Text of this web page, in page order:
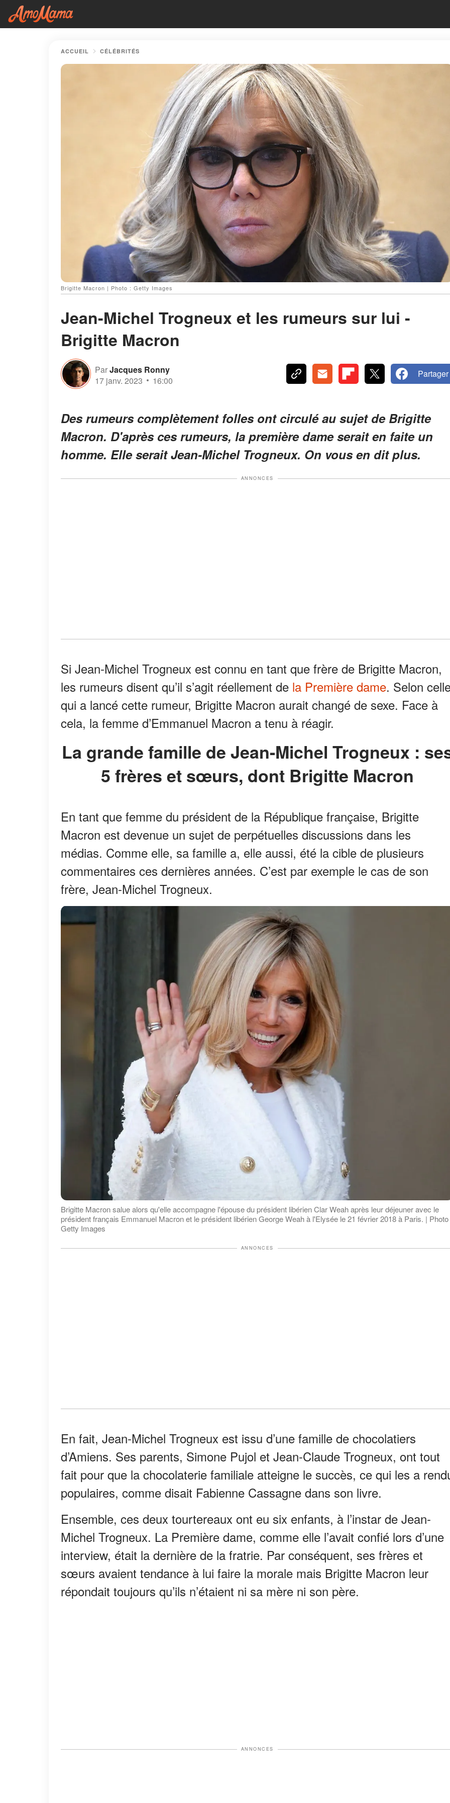
ACCUEIL CÉLÉBRITÉS
Brigitte Macron | Photo : Getty Images
Jean-Michel Trogneux et les rumeurs sur lui -
Brigitte Macron
ParJacques Ronny
17 janv. 2023
16:00
Partager
Des rumeurs complètement folles ont circulé au sujet de Brigitte
Macron. D'après ces rumeurs, la première dame serait en faite un
homme. Elle serait Jean-Michel Trogneux. On vous en dit plus.
ANNONCES
Si Jean-Michel Trogneux est connu en tant que frère de Brigitte Macron,
les rumeurs disent qu’il s’agit réellement de la Première dame. Selon
qui a lancé cette rumeur, Brigitte Macron aurait changé de sexe. Face à
cela, la femme d’Emmanuel Macron a tenu à réagir.
La grande famille de Jean-Michel Trogneux : ses
5 frères et sœurs, dont Brigitte Macron
En tant que femme du président de la République française, Brigitte
Macron est devenue un sujet de perpétuelles discussions dans les
médias. Comme elle, sa famille a, elle aussi, été la cible de plusieurs
commentaires ces dernières années. C’est par exemple le cas de son
frère, Jean-Michel Trogneux.
Brigitte Macron salue alors qu'elle accompagne l'épouse du président libérien Clar Weah après leur déjeuner avec le
président français Emmanuel Macron et le président libérien George Weah à l'Elysée le 21 février 2018 à Paris. |
Getty Images
ANNONCES
En fait, Jean-Michel Trogneux est issu d’une famille de chocolatiers
d’Amiens. Ses parents, Simone Pujol et Jean-Claude Trogneux, ont tout
fait pour que la chocolaterie familiale atteigne le succès, ce qui les a
populaires, comme disait Fabienne Cassagne dans son livre.
Ensemble, ces deux tourtereaux ont eu six enfants, à l’instar de Jean-
Michel Trogneux. La Première dame, comme elle l’avait confié lors d’une
interview, était la dernière de la fratrie. Par conséquent, ses frères et
sœurs avaient tendance à lui faire la morale mais Brigitte Macron leur
répondait toujours qu’ils n’étaient ni sa mère ni son père.
ANNONCES